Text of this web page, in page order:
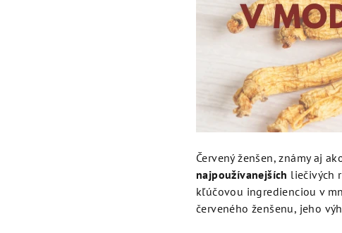
Červený ženšen, známy aj
najpoužívanejších liečivých
kľúčovou ingredienciou v
červeného ženšenu, jeho